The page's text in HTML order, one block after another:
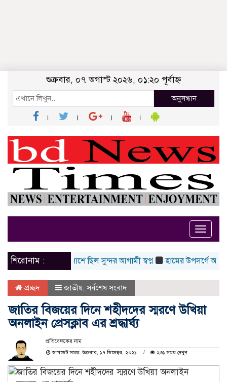
শুক্রবার, ০৭ অগাস্ট ২০২৬, ০১:২০ পূর্বাহ্ন
অনুসন্ধান
Toggle
শিরোনাম :
স্কোপ অন্য পাশে ছিল সুন্দর আগামী স্বপ্ন হামের উপসর্গে আরও ৬
প্রচ্ছদ জাতীয়,সর্বশেষ সংবাদ
জাতির বিজয়ের দিনে শহীদদের স্মরণে উখিয়া
অনলাইন প্রেসক্লাব এর শ্রদ্ধার্ঘ্য
প্রতিবেদকের নাম
আপডেট সময়: শুক্রবার, ১৭ ডিসেম্বর, ২০২১
২৩১ সময় দেখুন